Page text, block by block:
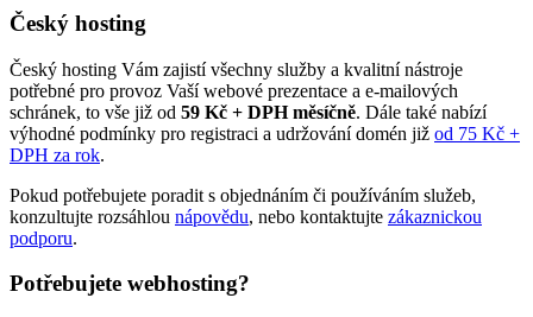
Český hosting
Český hosting Vám zajistí všechny služby a kvalitní nástroje
potřebné pro provoz Vaší webové prezentace a e‑mailových
schránek, to vše již od 59 Kč + DPH měsíčně. Dále také nabízí
výhodné podmínky pro registraci a udržování domén již od 75 Kč +
DPH za rok.
Pokud potřebujete poradit s objednáním či používáním služeb,
konzultujte rozsáhlou nápovědu, nebo kontaktujte zákaznickou
podporu.
Potřebujete webhosting?